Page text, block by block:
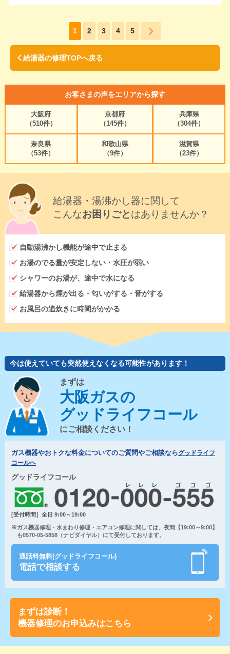
1 2 3 4 5
給湯器の修理TOPへ戻る
お客さまの声をエリアから探す
大阪府
（510件）
京都府
（145件）
兵庫県
（304件）
奈良県
（53件）
和歌山県
（9件）
滋賀県
（23件）
給湯器・湯沸かし器に関して
こんなお困りごとはありませんか？
自動湯沸かし機能が途中で止まる
お湯のでる量が安定しない・水圧が弱い
シャワーのお湯が、途中で水になる
給湯器から煙が出る・匂いがする・音がする
お風呂の追炊きに時間がかかる
今は使えていても突然使えなくなる可能性があります！
まずは
大阪ガスの
グッドライフコール
にご相談ください！
ガス機器やおトクな料金についてのご質問やご相談ならグッドライフ
コールへ
グッドライフコール
[受付時間］全日 9:00～19:00
※ガス機器修理・水まわり修理・エアコン修理に関しては、夜間【19:00～9:00】
も0570-05-5858（ナビダイヤル）にて受付しております。
通話料無料(グッドライフコール)
電話で相談する
まずは診断！
機器修理のお申込みはこちら